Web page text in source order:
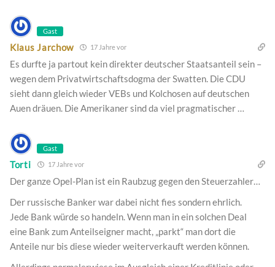
Gast
Klaus Jarchow 17 Jahre vor
Es durfte ja partout kein direkter deutscher Staatsanteil sein –
wegen dem Privatwirtschaftsdogma der Swatten. Die CDU
sieht dann gleich wieder VEBs und Kolchosen auf deutschen
Auen dräuen. Die Amerikaner sind da viel pragmatischer …
Gast
Torti 17 Jahre vor
Der ganze Opel-Plan ist ein Raubzug gegen den Steuerzahler…
Der russische Banker war dabei nicht fies sondern ehrlich.
Jede Bank würde so handeln. Wenn man in ein solchen Deal
eine Bank zum Anteilseigner macht, „parkt“ man dort die
Anteile nur bis diese wieder weiterverkauft werden können.